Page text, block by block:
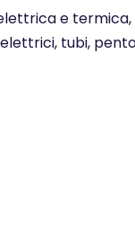
e
tubi,